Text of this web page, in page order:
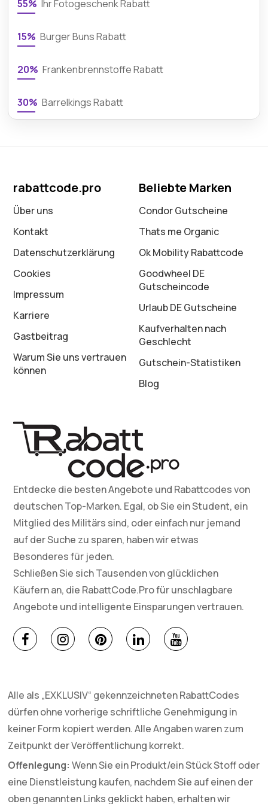
55% Ihr Fotogeschenk Rabatt
15% Burger Buns Rabatt
20% Frankenbrennstoffe Rabatt
30% Barrelkings Rabatt
rabattcode.pro
Über uns
Kontakt
Datenschutz­erklärung
Cookies
Impressum
Karriere
Gastbeitrag
Warum Sie uns vertrauen
können
Beliebte Marken
Condor Gutscheine
Thats me Organic
Ok Mobility Rabattcode
Goodwheel DE
Gutscheincode
Urlaub DE Gutscheine
Kaufverhalten nach
Geschlecht
Gutschein-Statistiken
Blog
Entdecke die besten Angebote und Rabattcodes von
deutschen Top-Marken. Egal, ob Sie ein Student, ein
Mitglied des Militärs sind, oder einfach nur jemand
auf der Suche zu sparen, haben wir etwas
Besonderes für jeden.
Schließen Sie sich Tausenden von glücklichen
Käufern an, die RabattCode.Pro für unschlagbare
Angebote und intelligente Einsparungen vertrauen.
Alle als „EXKLUSIV“ gekennzeichneten RabattCodes
dürfen ohne vorherige schriftliche Genehmigung in
keiner Form kopiert werden. Alle Angaben waren zum
Zeitpunkt der Veröffentlichung korrekt.
Offenlegung: Wenn Sie ein Produkt/ein Stück Stoff oder
eine Dienstleistung kaufen, nachdem Sie auf einen der
oben genannten Links geklickt haben, erhalten wir